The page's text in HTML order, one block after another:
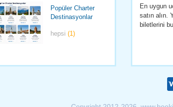
Popüler Charter
Destinasyonlar
hepsi(1)
En uygun
satın alın.
biletlerini